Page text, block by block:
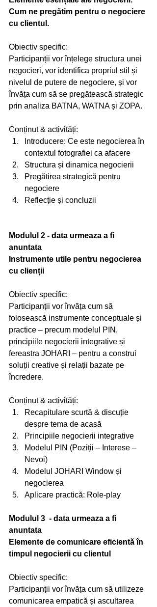
Cum ne pregătim pentru o negociere
cu clientul.
Obiectiv specific:
Participanții vor înțelege structura unei
negocieri, vor identifica propriul stil și
nivelul de putere de negociere, și vor
învăța cum să se pregătească strategic
prin analiza BATNA, WATNA și ZOPA.
Conținut & activități:
Introducere: Ce este negocierea în
contextul fotografiei ca afacere
Structura și dinamica negocierii
Pregătirea strategică pentru
negociere
Reflecție și concluzii
Modulul 2 - data urmeaza a fi
anuntata
Instrumente utile pentru negocierea
cu clienții
Obiectiv specific:
Participanții vor învăța cum să
folosească instrumente conceptuale și
practice – precum modelul PIN,
principiile negocierii integrative și
fereastra JOHARI – pentru a construi
soluții creative și relații bazate pe
încredere.
Conținut & activități:
Recapitulare scurtă & discuție
despre tema de acasă
Principiile negocierii integrative
Modelul PIN (Poziții – Interese –
Nevoi)
Modelul JOHARI Window și
negocierea
Aplicare practică: Role-play
Modulul 3  - data urmeaza a fi
anuntata
Elemente de comunicare eficientă în
timpul negocierii cu clientul
Obiectiv specific:
Participanții vor învăța cum să utilizeze
comunicarea empatică și ascultarea